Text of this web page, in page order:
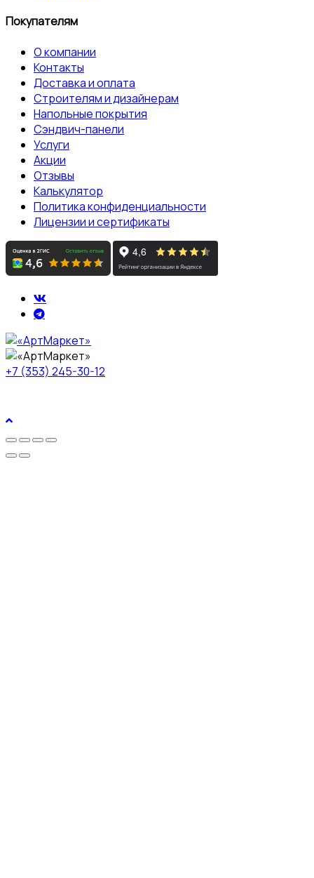
Покупателям
О компании
Контакты
Доставка и оплата
Строителям и дизайнерам
Напольные покрытия
Сэндвич-панели
Услуги
Акции
Отзывы
Калькулятор
Политика конфиденциальности
Лицензии и сертификаты
+7 (353) 245-30-12